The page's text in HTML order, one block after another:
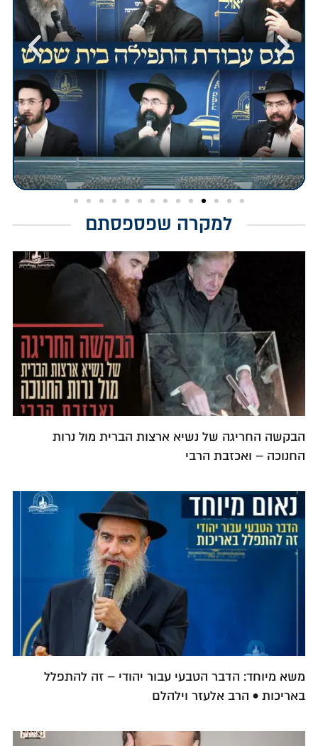
למקרה שפספסתם
הבקשה החריגה של נשיא ארצות הברית מול נרות
החנוכה – ואכזבת הרבי
משא מיוחד: הדבר הטבעי עבור יהודי – זה להתפלל
באריכות • הרב אלעזר וילהלם